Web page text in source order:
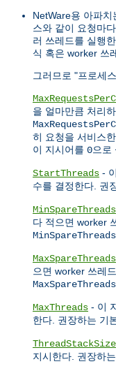
NetWare용 아파
스와 같이 요청마
러 쓰레드를 실행
식 혹은 worker 쓰
그러므로 "프로세
을 얼마만큼 처리
히 요청을 서비스
이 지시어를 0으로
StartThreads -
수를 결정한다. 권
MinSpareThreads
다 적으면 worker
MaxSpareThreads
으면 worker 쓰레
MaxThreads - 이
한다. 권장하는 기
ThreadStackSize
지시한다. 권장하